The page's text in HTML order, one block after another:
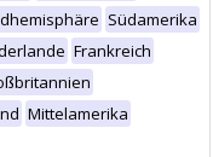
Südamerika
Frankreich
Mittelamerika